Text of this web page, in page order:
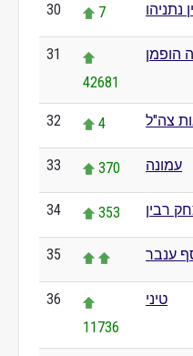
30 7 נתניהו
31
42681
הופמן
32 4 צה"ל
33 370 עמונה
34 353 רבין
35 ענבר
36
11736
טיני